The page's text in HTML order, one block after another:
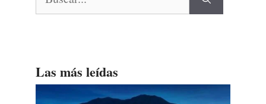
Las más leídas